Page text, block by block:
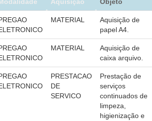
Combate ao Trabalho Infantil e de Estímulo à
à Participação Institucional Feminina no
e Enfrentamento do Assédio Moral, do
de Gestão Socioambiental
do Plano de Contratações e Aquisições no
do Centro de Inteligência
Equidade de Raça, Gênero e Diversidade
MATERIAL
Aquisição de
papel A4.
MATERIAL
Aquisição de
caixa arquivo.
PRESTACAO
DE
SERVICO
Prestação de
serviços
continuados de
limpeza,
higienização e